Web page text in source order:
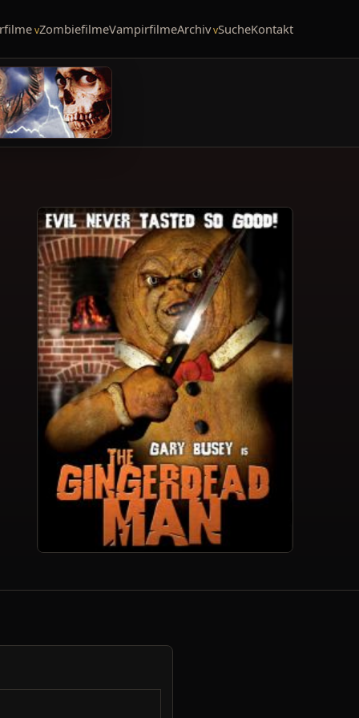
ZombiefilmeVampirfilmeArchiv SucheKontakt